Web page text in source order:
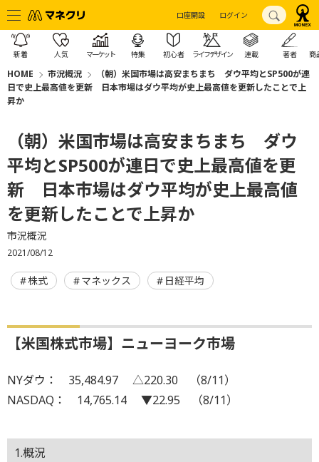
口座開設 ログイン
新着 人気 マーケット 特集 初心者 ライフデザイン 連載 著者 商
HOME 市況概況
（朝）米国市場は高安まちまち ダウ平均とSP500が連
日で史上最高値を更新 日本市場はダウ平均が史上最高値を更新したことで上
昇か
（朝）米国市場は高安まちまち ダウ
平均とSP500が連日で史上最高値を更
新 日本市場はダウ平均が史上最高値
を更新したことで上昇か
市況概況
2021/08/12
株式 マネックス 日経平均
【米国株式市場】ニューヨーク市場
NYダウ： 35,484.97 △220.30 （8/11）
NASDAQ： 14,765.14 ▼22.95 （8/11）
1.概況